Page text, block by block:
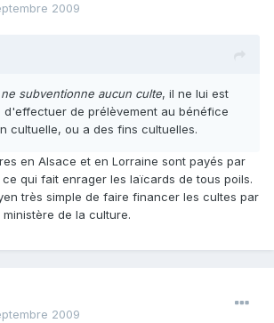
2009
ne subventionne aucun culte, il ne lui est
d'effectuer de prélèvement au bénéfice
cultuelle, ou a des fins cultuelles.
en Alsace et en Lorraine sont payés par
qui fait enrager les laïcards de tous poils.
très simple de faire financer les cultes par
de la culture.
2009